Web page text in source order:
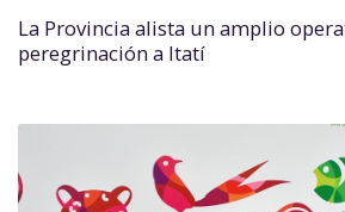
La Provincia alista un amplio
peregrinación a Itatí